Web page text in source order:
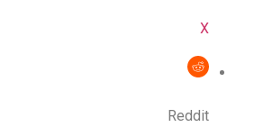
X
Reddit